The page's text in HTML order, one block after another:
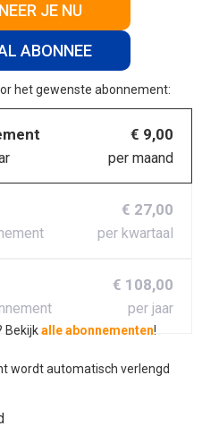
JE NU
ABONNEE
het gewenste abonnement:
€ 9,00
per maand
€ 27,00
per kwartaal
€ 108,00
per jaar
Bekijkalle abonnementen!
wordt automatisch verlengd